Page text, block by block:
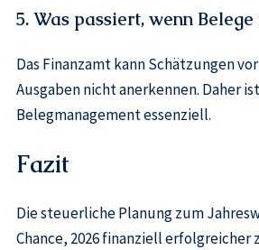
5. Was passiert, wenn Belege
Das Finanzamt kann Schätzungen
Ausgaben nicht anerkennen. Daher
Belegmanagement essenziell.
Fazit
Die steuerliche Planung zum
Chance, 2026 finanziell erfolgreicher